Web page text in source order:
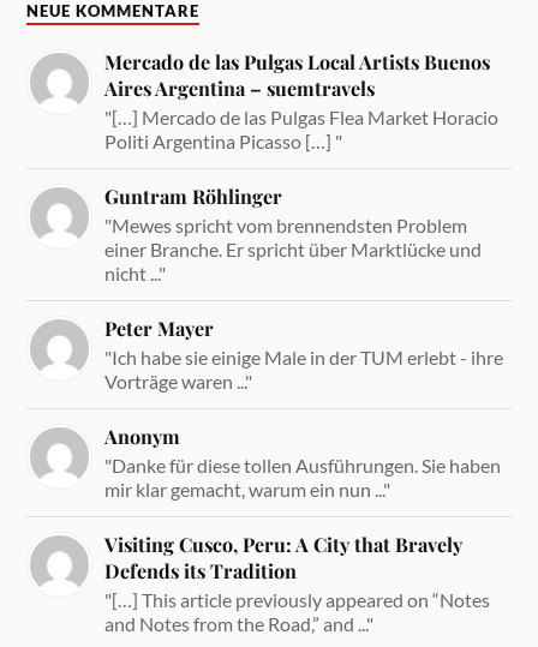
NEUE KOMMENTARE
Mercado de las Pulgas Local Artists Buenos
Aires Argentina – suemtravels
"[…] Mercado de las Pulgas Flea Market Horacio
Politi Argentina Picasso […] "
Guntram Röhlinger
"Mewes spricht vom brennendsten Problem
einer Branche. Er spricht über Marktlücke und
nicht ..."
Peter Mayer
"Ich habe sie einige Male in der TUM erlebt - ihre
Vorträge waren ..."
Anonym
"Danke für diese tollen Ausführungen. Sie haben
mir klar gemacht, warum ein nun ..."
Visiting Cusco, Peru: A City that Bravely
Defends its Tradition
"[…] This article previously appeared on “Notes
and Notes from the Road,” and ..."